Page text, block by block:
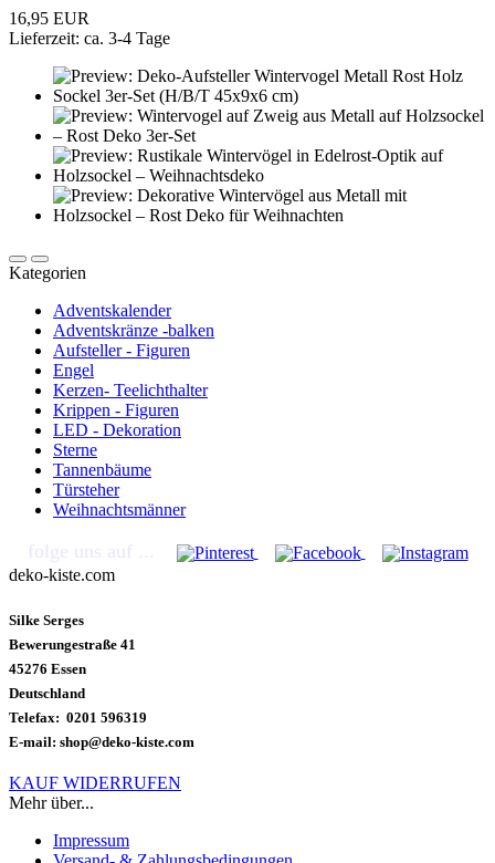
16,95 EUR
Lieferzeit: ca. 3-4 Tage
Kategorien
Adventskalender
Adventskränze -balken
Aufsteller - Figuren
Engel
Kerzen- Teelichthalter
Krippen - Figuren
LED - Dekoration
Sterne
Tannenbäume
Türsteher
Weihnachtsmänner
folge uns auf ...
deko-kiste.com
Silke Serges
Bewerungestraße 41
45276 Essen
Deutschland
Telefax: 0201 596319
E-mail: shop@deko-kiste.com
KAUF WIDERRUFEN
Mehr über...
Impressum